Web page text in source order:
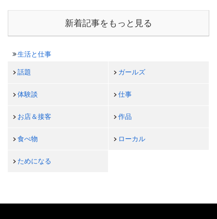
新着記事をもっと見る
生活と仕事
話題 ガールズ
体験談 仕事
お店＆接客 作品
食べ物 ローカル
ためになる